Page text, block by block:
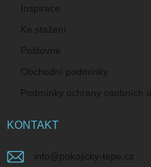
Inspirace
Ke stažení
Poštovné
Obchodní podmínky
Podmínky ochrany osobních
KONTAKT
info@pokojicky-tepe.cz